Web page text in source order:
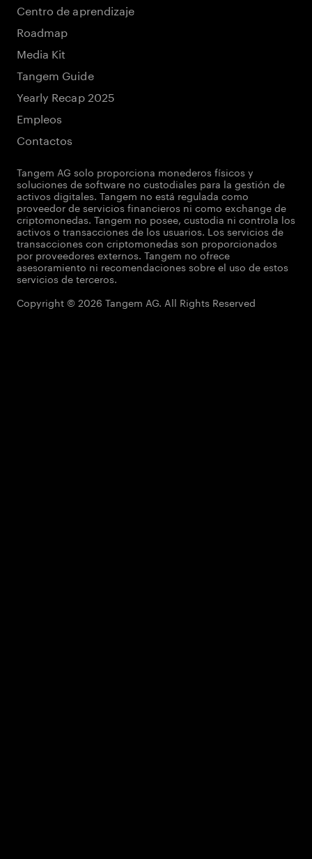
Centro de aprendizaje
Roadmap
Media Kit
Tangem Guide
Yearly Recap 2025
Empleos
Contactos
Tangem AG solo proporciona monederos físicos y
soluciones de software no custodiales para la gestión de
activos digitales. Tangem no está regulada como
proveedor de servicios financieros ni como exchange de
criptomonedas. Tangem no posee, custodia ni controla los
activos o transacciones de los usuarios. Los servicios de
transacciones con criptomonedas son proporcionados
por proveedores externos. Tangem no ofrece
asesoramiento ni recomendaciones sobre el uso de estos
servicios de terceros.